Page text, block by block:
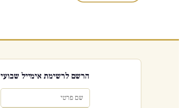
הרשם לרשימת אימייל שבועי